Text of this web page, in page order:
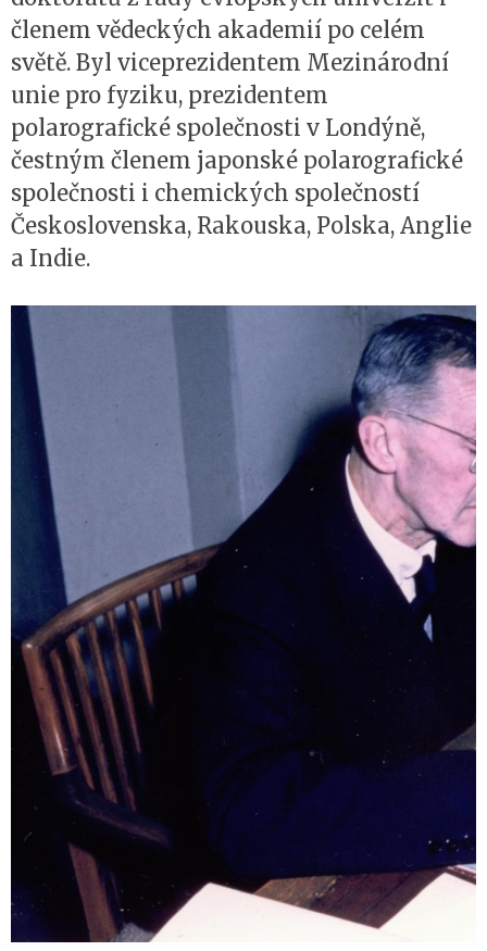
členem vědeckých akademií po celém
světě. Byl viceprezidentem Mezinárodní
unie pro fyziku, prezidentem
polarografické společnosti v Londýně,
čestným členem japonské polarografické
společnosti i chemických společností
Československa, Rakouska, Polska, Anglie
a Indie.